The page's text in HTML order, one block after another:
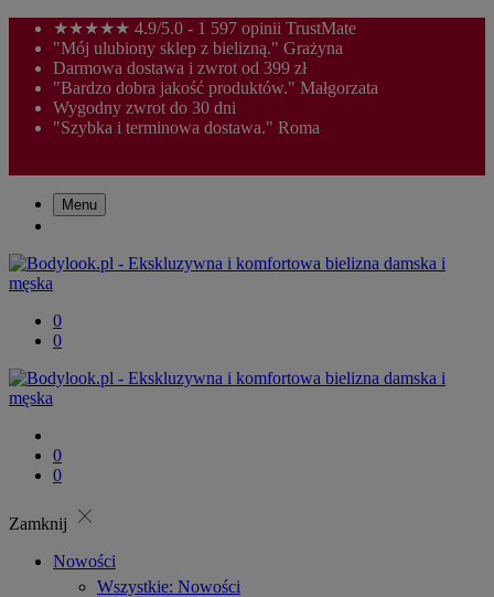
★★★★★ 4.9/5.0 - 1 597 opinii TrustMate
"Mój ulubiony sklep z bielizną." Grażyna
Darmowa dostawa i zwrot od 399 zł
"Bardzo dobra jakość produktów." Małgorzata
Wygodny zwrot do 30 dni
"Szybka i terminowa dostawa." Roma
Menu
0
0
0
0
Zamknij close
Nowości
Wszystkie: Nowości